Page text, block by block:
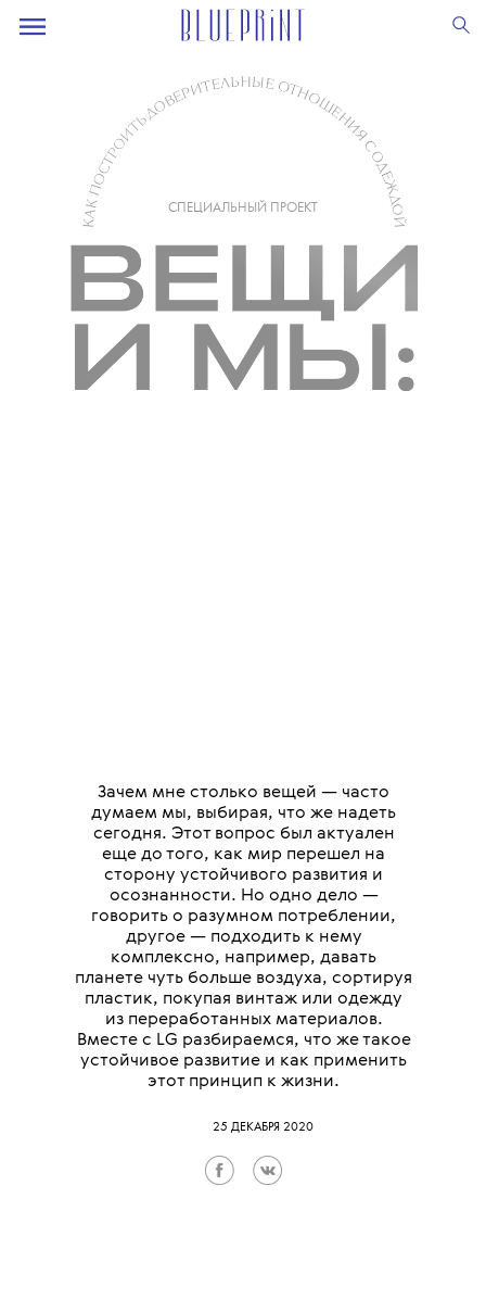
СПЕЦИАЛЬНЫЙ ПРОЕКТ
Зачем мне столько вещей — часто
думаем мы, выбирая, что же надеть
сегодня. Этот вопрос был актуален
еще до того, как мир перешел на
сторону устойчивого развития и
осознанности. Но одно дело —
говорить о разумном потреблении,
другое — подходить к нему
комплексно, например, давать
планете чуть больше воздуха, сортируя
пластик, покупая винтаж или одежду
из переработанных материалов.
Вместе с LG разбираемся, что же такое
устойчивое развитие и как применить
этот принцип к жизни.
25 ДЕКАБРЯ 2020